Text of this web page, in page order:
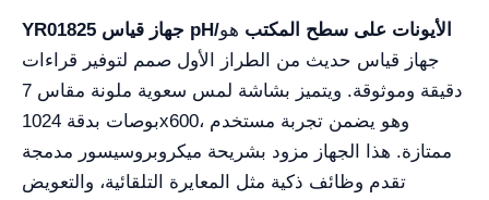
YR01825 جهاز قياس pH/الأيونات على سطح المكتب هو
جهاز قياس حديث من الطراز الأول صمم لتوفير قراءات
دقيقة وموثوقة. ويتميز بشاشة لمس سعوية ملونة مقاس 7
بوصات بدقة 1024x600، وهو يضمن تجربة مستخدم
ممتازة. هذا الجهاز مزود بشريحة ميكروبروسيسور مدمجة
تقدم وظائف ذكية مثل المعايرة التلقائية، والتعويض